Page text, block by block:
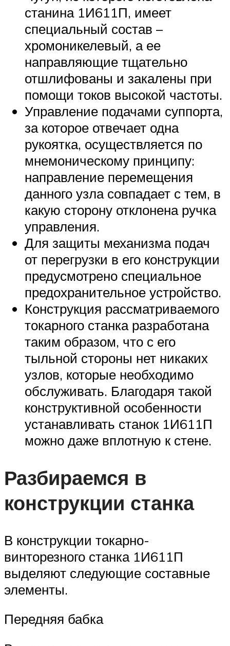
станина 1И611П, имеет
специальный состав –
хромоникелевый, а ее
направляющие тщательно
отшлифованы и закалены при
помощи токов высокой частоты.
Управление подачами суппорта,
за которое отвечает одна
рукоятка, осуществляется по
мнемоническому принципу:
направление перемещения
данного узла совпадает с тем, в
какую сторону отклонена ручка
управления.
Для защиты механизма подач
от перегрузки в его конструкции
предусмотрено специальное
предохранительное устройство.
Конструкция рассматриваемого
токарного станка разработана
таким образом, что с его
тыльной стороны нет никаких
узлов, которые необходимо
обслуживать. Благодаря такой
конструктивной особенности
устанавливать станок 1И611П
можно даже вплотную к стене.
Разбираемся в
конструкции станка
В конструкции токарно-
винторезного станка 1И611П
выделяют следующие составные
элементы.
Передняя бабка